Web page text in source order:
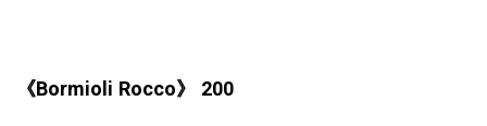
《Bormioli Rocco》 200